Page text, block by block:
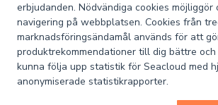
erbjudanden. Nödvändiga cookies
navigering på webbplatsen. Cookies från
marknadsföringsändamål används för att
produktrekommendationer till dig bättre
kunna följa upp statistik för Seacloud med
anonymiserade statistikrapporter.